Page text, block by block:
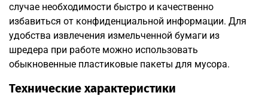
случае необходимости быстро и качественно
избавиться от конфиденциальной информации. Для
удобства извлечения измельченной бумаги из
шредера при работе можно использовать
обыкновенные пластиковые пакеты для мусора.
Технические характеристики